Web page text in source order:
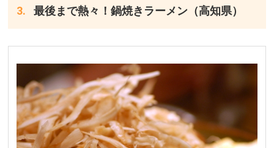
最後まで熱々！鍋焼きラーメン（高知県）